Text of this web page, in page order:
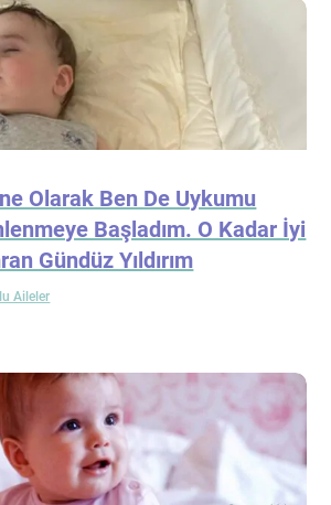
Olarak Ben De Uykumu
Başladım. O Kadar İyi
Gündüz Yıldırım
Aileler